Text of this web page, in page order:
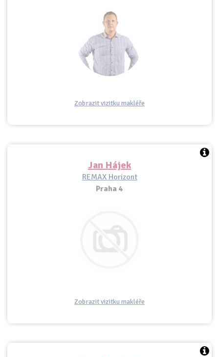
Zobrazit vizitku makléře
Jan Hájek
REMAX Horizont
Praha 4
Zobrazit vizitku makléře